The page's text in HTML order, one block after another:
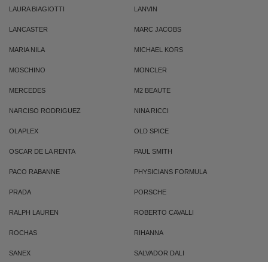
LAURA BIAGIOTTI LANVIN
LANCASTER MARC JACOBS
MARIA NILA MICHAEL KORS
MOSCHINO MONCLER
MERCEDES M2 BEAUTE
NARCISO RODRIGUEZ NINA RICCI
OLAPLEX OLD SPICE
OSCAR DE LA RENTA PAUL SMITH
PACO RABANNE PHYSICIANS FORMULA
PRADA PORSCHE
RALPH LAUREN ROBERTO CAVALLI
ROCHAS RIHANNA
SANEX SALVADOR DALI